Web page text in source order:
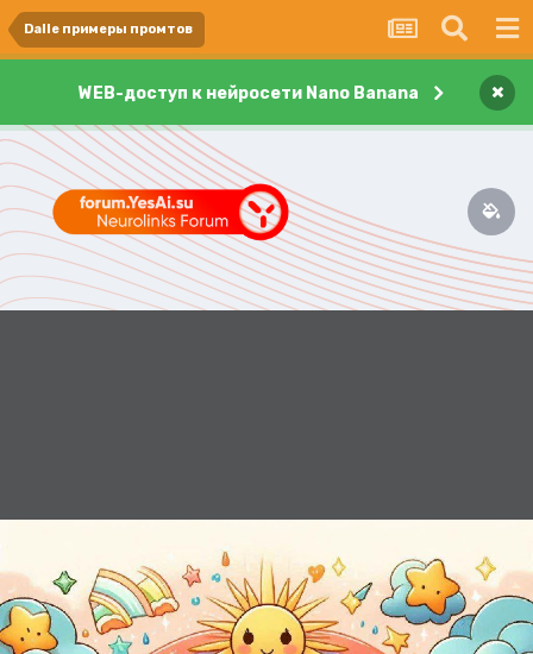
Dalle примеры промтов
WEB-доступ к нейросети Nano Banana ×